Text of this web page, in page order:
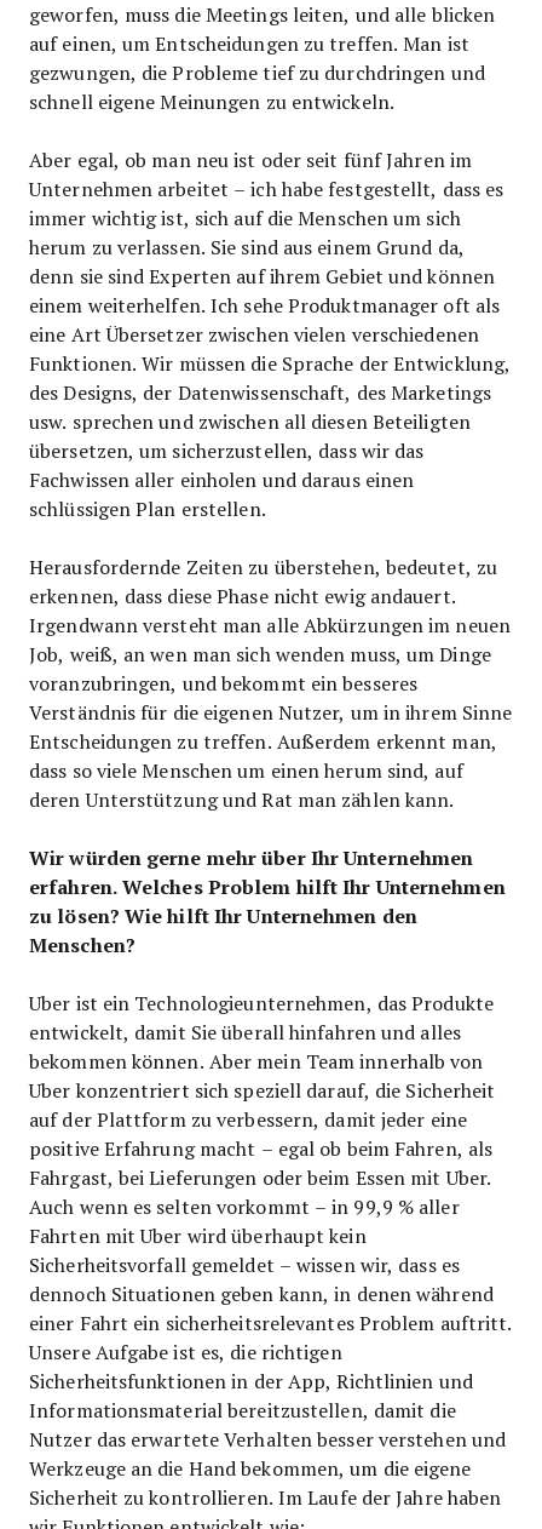
geworfen, muss die Meetings leiten, und alle blicken
auf einen, um Entscheidungen zu treffen. Man ist
gezwungen, die Probleme tief zu durchdringen und
schnell eigene Meinungen zu entwickeln.
Aber egal, ob man neu ist oder seit fünf Jahren im
Unternehmen arbeitet – ich habe festgestellt, dass es
immer wichtig ist, sich auf die Menschen um sich
herum zu verlassen. Sie sind aus einem Grund da,
denn sie sind Experten auf ihrem Gebiet und können
einem weiterhelfen. Ich sehe Produktmanager oft als
eine Art Übersetzer zwischen vielen verschiedenen
Funktionen. Wir müssen die Sprache der Entwicklung,
des Designs, der Datenwissenschaft, des Marketings
usw. sprechen und zwischen all diesen Beteiligten
übersetzen, um sicherzustellen, dass wir das
Fachwissen aller einholen und daraus einen
schlüssigen Plan erstellen.
Herausfordernde Zeiten zu überstehen, bedeutet, zu
erkennen, dass diese Phase nicht ewig andauert.
Irgendwann versteht man alle Abkürzungen im neuen
Job, weiß, an wen man sich wenden muss, um Dinge
voranzubringen, und bekommt ein besseres
Verständnis für die eigenen Nutzer, um in ihrem Sinne
Entscheidungen zu treffen. Außerdem erkennt man,
dass so viele Menschen um einen herum sind, auf
deren Unterstützung und Rat man zählen kann.
Wir würden gerne mehr über Ihr Unternehmen
erfahren. Welches Problem hilft Ihr Unternehmen
zu lösen? Wie hilft Ihr Unternehmen den
Menschen?
Uber ist ein Technologieunternehmen, das Produkte
entwickelt, damit Sie überall hinfahren und alles
bekommen können. Aber mein Team innerhalb von
Uber konzentriert sich speziell darauf, die Sicherheit
auf der Plattform zu verbessern, damit jeder eine
positive Erfahrung macht – egal ob beim Fahren, als
Fahrgast, bei Lieferungen oder beim Essen mit Uber.
Auch wenn es selten vorkommt – in 99,9 % aller
Fahrten mit Uber wird überhaupt kein
Sicherheitsvorfall gemeldet – wissen wir, dass es
dennoch Situationen geben kann, in denen während
einer Fahrt ein sicherheitsrelevantes Problem auftritt.
Unsere Aufgabe ist es, die richtigen
Sicherheitsfunktionen in der App, Richtlinien und
Informationsmaterial bereitzustellen, damit die
Nutzer das erwartete Verhalten besser verstehen und
Werkzeuge an die Hand bekommen, um die eigene
Sicherheit zu kontrollieren. Im Laufe der Jahre haben